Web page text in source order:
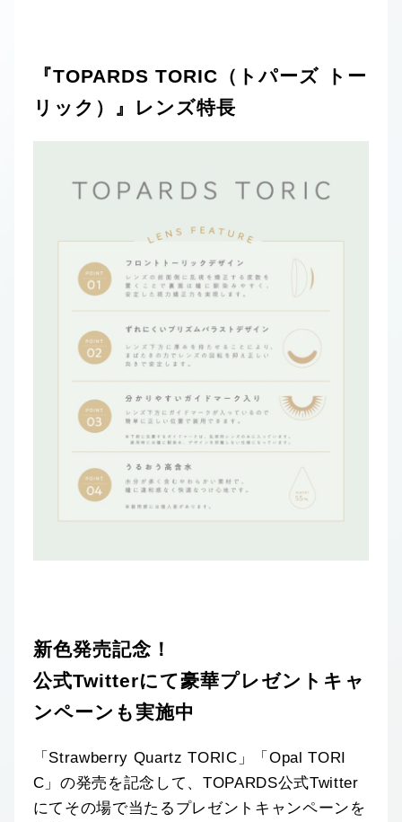
『TOPARDS TORIC（トパーズ トー
リック）』レンズ特⻑
新色発売記念！
公式Twitterにて豪華プレゼントキャ
ンペーンも実施中
「Strawberry Quartz TORIC」「Opal TORI
C」の発売を記念して、TOPARDS公式Twitter
にてその場で当たるプレゼントキャンペーンを